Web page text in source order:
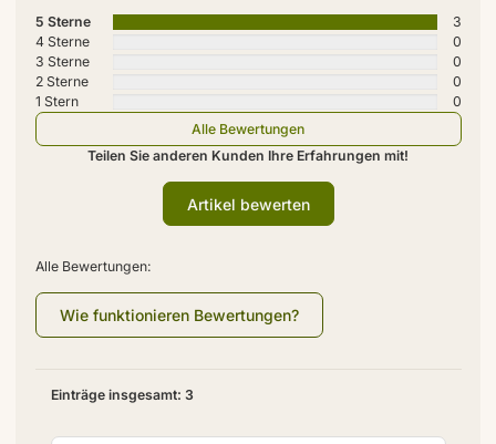
5 Sterne
3
4 Sterne
0
3 Sterne
0
2 Sterne
0
1 Stern
0
Alle Bewertungen
Teilen Sie anderen Kunden Ihre Erfahrungen mit!
Artikel bewerten
Alle Bewertungen:
Wie funktionieren Bewertungen?
Einträge insgesamt: 3